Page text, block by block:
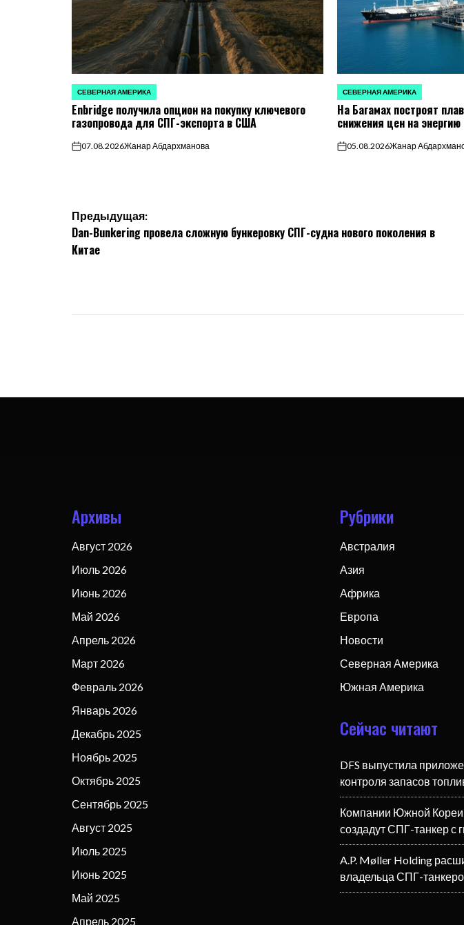
ОПУБЛИКОВАНО
В
СЕВЕРНАЯ АМЕРИКА
Enbridge получила опцион на покупку ключевого
газопровода для СПГ-экспорта в США
on07.08.2026Жанар Абдархманова
ОПУБЛИКОВАНО
В
СЕВЕРНАЯ АМЕРИКА
На Багамах построят
снижения цен на энергию
on05.08.2026Жанар
Навигация
по
Предыдущая:
Dan-Bunkering провела сложную бункеровку СПГ-судна нового поколения в
Китае
Архивы
Август 2026
Июль 2026
Июнь 2026
Май 2026
Апрель 2026
Март 2026
Февраль 2026
Январь 2026
Декабрь 2025
Ноябрь 2025
Октябрь 2025
Сентябрь 2025
Август 2025
Июль 2025
Июнь 2025
Май 2025
Апрель 2025
Рубрики
Австралия
Азия
Африка
Европа
Новости
Северная Америка
Южная Америка
Сейчас читают
DFS выпустила
контроля запасов
Компании Южной Кореи
создадут СПГ-танкер с
A.P. Møller Holding
владельца СПГ-